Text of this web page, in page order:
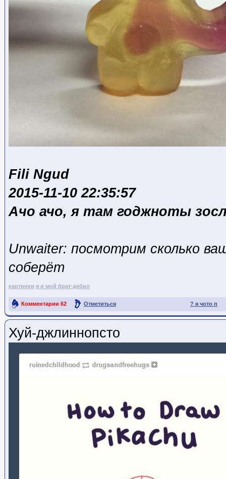
Fili Ngud
2015-11-10 22:35:57
Ачо ачо, я там годжноты
Unwaiter: посмотрим сколько
соберёт
картинки я и мой брат-дебил
? я чото п
Комментарии 62 Отметиться
Ссылка на пост
Хуй-джлиннопсто